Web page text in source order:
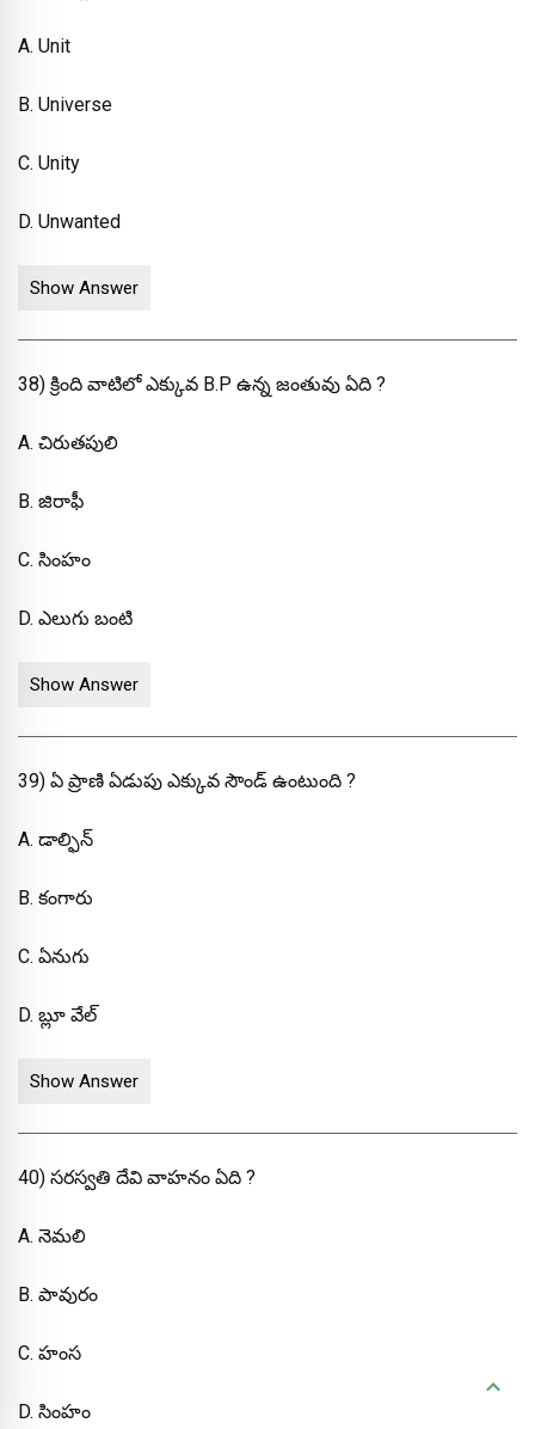
A. Unit
B. Universe
C. Unity
D. Unwanted
Show Answer
38) క్రింది వాటిలో ఎక్కువ B.P ఉన్న జంతువు ఏది ?
A. చిరుతపులి
B. జిరాఫీ
C. సింహం
D. ఎలుగు బంటి
Show Answer
39) ఏ ప్రాణి ఏడుపు ఎక్కువ సౌండ్ ఉంటుంది ?
A. డాల్ఫిన్
B. కంగారు
C. ఏనుగు
D. బ్లూ వేల్
Show Answer
40) సరస్వతి దేవి వాహనం ఏది ?
A. నెమలి
B. పావురం
C. హంస
D. సింహం